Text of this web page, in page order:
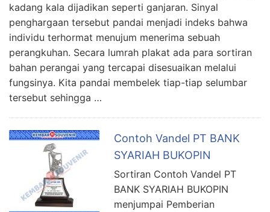
kadang kala dijadikan seperti ganjaran. Sinyal
penghargaan tersebut pandai menjadi indeks bahwa
individu terhormat menujum menerima sebuah
perangkuhan. Secara lumrah plakat ada para sortiran
bahan perangai yang tercapai disesuaikan melalui
fungsinya. Kita pandai membelek tiap-tiap selumbar
tersebut sehingga …
Contoh Vandel PT BANK
SYARIAH BUKOPIN
Sortiran Contoh Vandel PT
BANK SYARIAH BUKOPIN
menjumpai Pemberian